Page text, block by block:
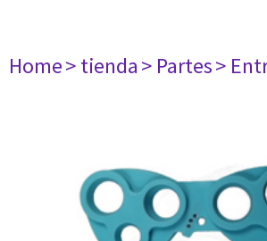
Home> tienda> Partes>